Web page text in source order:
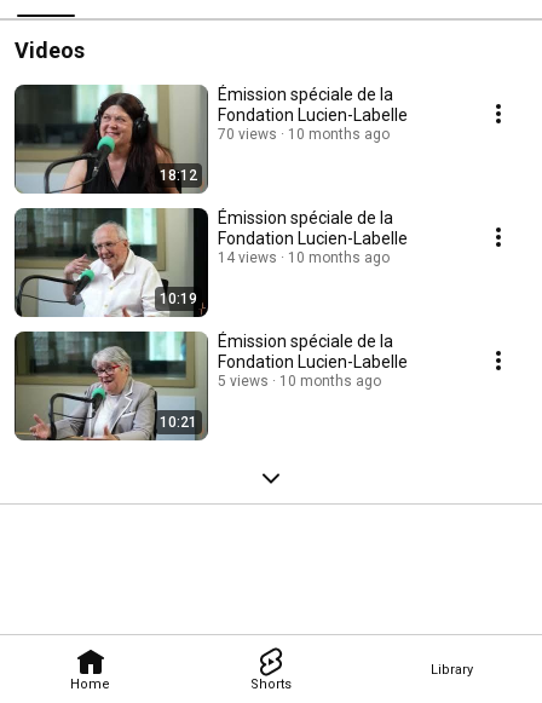
Home Shorts
Library
Videos
18:12
Émission spéciale de la
Fondation Lucien-Labelle
70 views 10 months ago
10:19
Émission spéciale de la
Fondation Lucien-Labelle
14 views 10 months ago
10:21
Émission spéciale de la
Fondation Lucien-Labelle
5 views 10 months ago